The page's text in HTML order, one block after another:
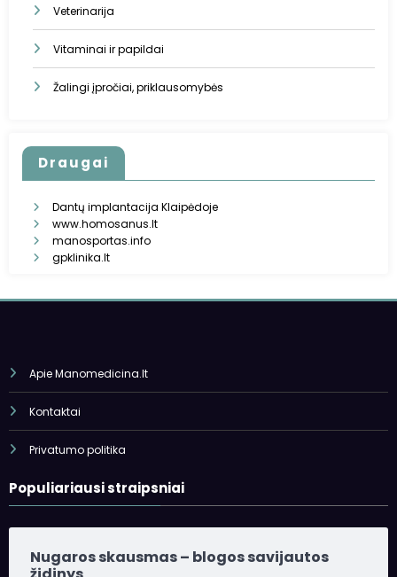
Veterinarija
Vitaminai ir papildai
Žalingi įpročiai, priklausomybės
Draugai
Dantų implantacija Klaipėdoje
www.homosanus.lt
manosportas.info
gpklinika.lt
Apie Manomedicina.lt
Kontaktai
Privatumo politika
Populiariausi straipsniai
Nugaros skausmas – blogos savijautos